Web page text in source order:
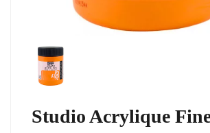
Studio Acrylique